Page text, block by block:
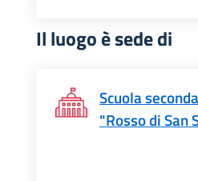
Il luogo è sede di
Scuola
"Rosso di San